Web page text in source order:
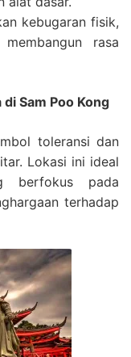
kebugaran fisik,
rasa
Sam Poo Kong
toleransi dan
Lokasi ini ideal
pada
terhadap